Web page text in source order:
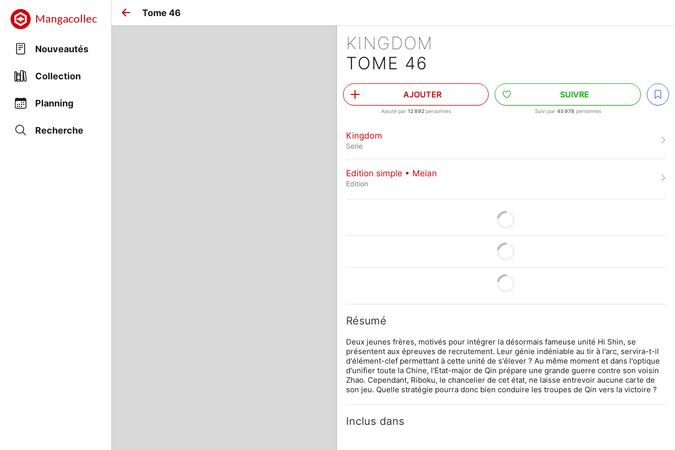
Mangacollec
Nouveautés
Collection
Planning
Recherche
Tome 46
KINGDOM
TOME 46
AJOUTER
Ajouté par 12 892personnes
SUIVRE
Suivi par 45 978 personnes
Kingdom
Serie
Edition simple • Meian
Edition
Résumé
Deux jeunes frères, motivés pour intégrer la désormais fameuse unité Hi Shin, se
présentent aux épreuves de recrutement. Leur génie indéniable au tir à l'arc, servira-t-il
d'élément-clef permettant à cette unité de s'élever ? Au même moment et dans l'optique
d'unifier toute la Chine, l'Etat-major de Qin prépare une grande guerre contre son voisin
Zhao. Cependant, Riboku, le chancelier de cet état, ne laisse entrevoir aucune carte de
son jeu. Quelle stratégie pourra donc bien conduire les troupes de Qin vers la victoire ?
Inclus dans